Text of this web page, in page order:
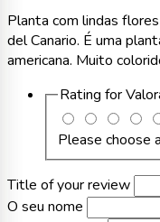
Planta com lindas
del Canario. É uma
americana. Muito
Rating for
Please choose
Title of your review
O seu nome